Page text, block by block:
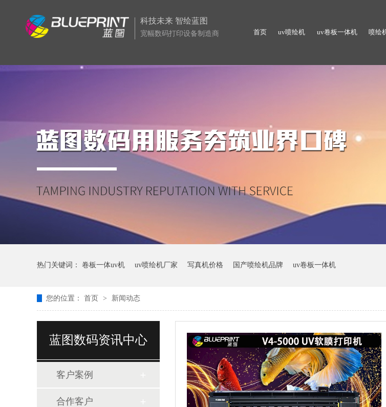
科技未来 智绘蓝图
宽幅数码打印设备制造商 首页 uv喷绘机 uv卷板一体机 喷绘
热门关键词： 卷板一体uv机 uv喷绘机厂家 写真机价格 国产喷绘机品牌 uv卷板一体机
您的位置： 首页 > 新闻动态
蓝图数码资讯中心
客户案例
合作客户